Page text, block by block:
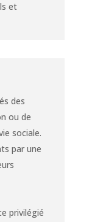
et
des
ou de
sociale.
par une
privilégié